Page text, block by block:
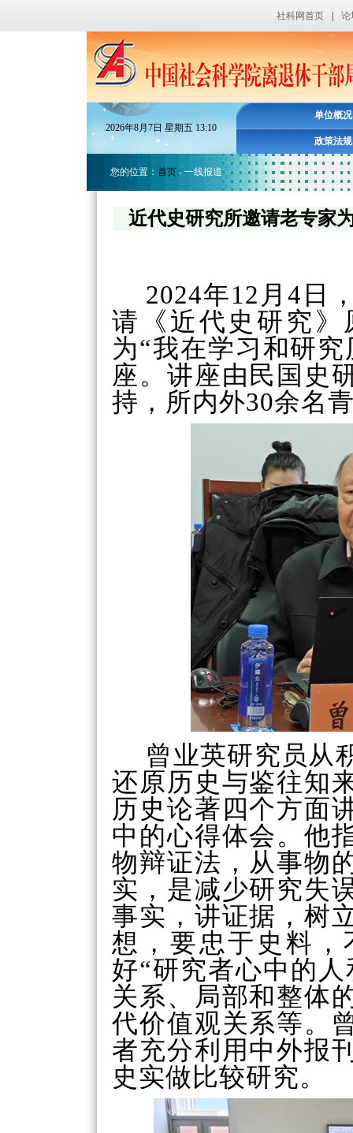
社科网首页 论
2026年8月7日星期五 13:10
单位概况
政策法规
您的位置： 首页 - 一线报道
近代史研究所邀请老专家
2024年12 月4 日
请《近代史研究
为“我在学习和研
座。讲座由民国史
持，所内外30余名
曾业英研究员从
还原历史与鉴往知
历史论著四个方面
中的心得体会。他
物辩证法，从事物
实，是减少研究失
事实，讲证据，树
想，要忠于史料
好“研究者心中的人
关系、局部和整体
代价值观关系等。
者充分利用中外报
史实做比较研究。